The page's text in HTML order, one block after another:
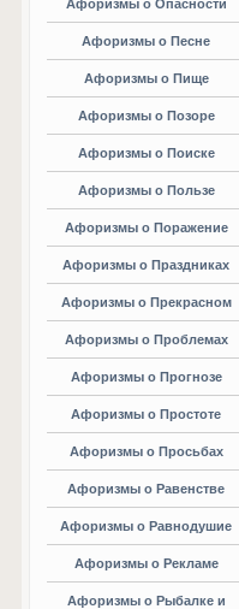
Афоризмы о Опасности
Афоризмы о Песне
Афоризмы о Пище
Афоризмы о Позоре
Афоризмы о Поиске
Афоризмы о Пользе
Афоризмы о Поражение
Афоризмы о Праздниках
Афоризмы о Прекрасном
Афоризмы о Проблемах
Афоризмы о Прогнозе
Афоризмы о Простоте
Афоризмы о Просьбах
Афоризмы о Равенстве
Афоризмы о Равнодушие
Афоризмы о Рекламе
Афоризмы о Рыбалке и